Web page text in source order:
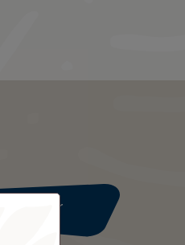
Weiter